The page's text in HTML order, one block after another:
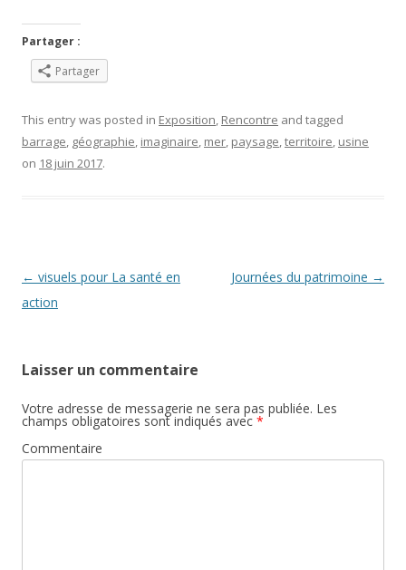
Partager :
Partager
This entry was posted in Exposition Rencontre and tagged
barrage géographie imaginaire mer paysage territoire usine
on 18 juin 2017.
Post navigation
← visuels pour La santé en
action
Journées du patrimoine →
Laisser un commentaire
Votre adresse de messagerie ne sera pas publiée. Les
champs obligatoires sont indiqués avec *
Commentaire